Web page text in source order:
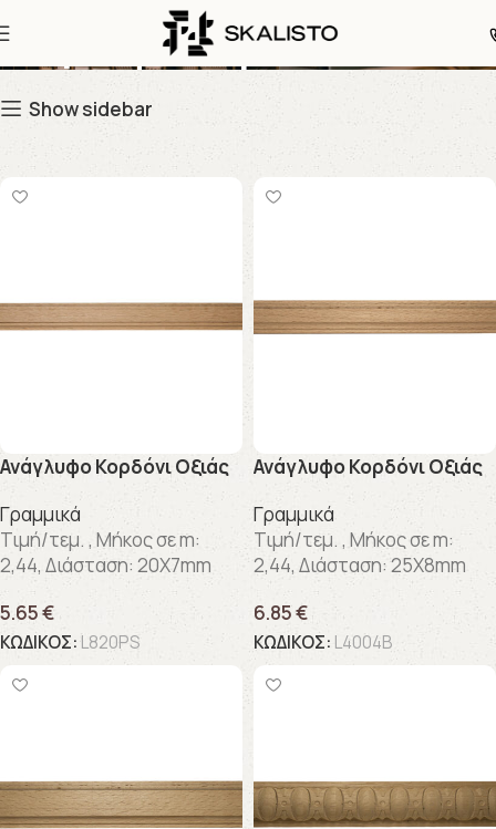
Κορδόνια
Show sidebar
Ανάγλυφo Κορδόνι Οξιάς
Γραμμικά
Τιμή/τεμ. , Μήκος σε m:
2,44, Διάσταση: 20X7mm
5.65€
ΚΩΔΙΚΟΣ:L820PS
Ανάγλυφo Κορδόνι Οξιάς
Γραμμικά
Τιμή/τεμ. , Μήκος σε m:
2,44, Διάσταση: 25X8mm
6.85€
ΚΩΔΙΚΟΣ: L4004B